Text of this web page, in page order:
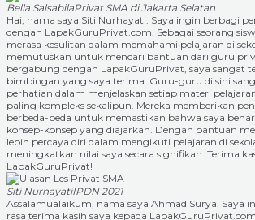
Bella SalsabilaPrivat SMA di Jakarta Selatan
Hai, nama saya Siti Nurhayati. Saya ingin berbagi
dengan LapakGuruPrivat.com. Sebagai seorang
merasa kesulitan dalam memahami pelajaran di
memutuskan untuk mencari bantuan dari guru
bergabung dengan LapakGuruPrivat, saya sangat
bimbingan yang saya terima. Guru-guru di sini
perhatian dalam menjelaskan setiap materi
paling kompleks sekalipun. Mereka memberikan
berbeda-beda untuk memastikan bahwa saya
konsep-konsep yang diajarkan. Dengan bantuan
lebih percaya diri dalam mengikuti pelajaran di
meningkatkan nilai saya secara signifikan. Terima
LapakGuruPrivat!
Siti NurhayatiIPDN 2021
Assalamualaikum, nama saya Ahmad Surya. Saya
rasa terima kasih saya kepada